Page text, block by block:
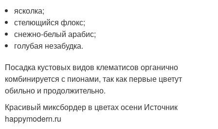
ясколка;
стелющийся флокс;
снежно-белый арабис;
голубая незабудка.
Посадка кустовых видов клематисов органично
комбинируется с пионами, так как первые цветут
обильно и продолжительно.
Красивый миксбордер в цветах осени Источник
happymodern.ru